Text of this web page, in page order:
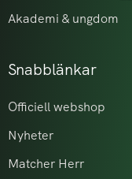
Akademi & ungdom
Snabblänkar
Officiell webshop
Nyheter
Matcher Herr